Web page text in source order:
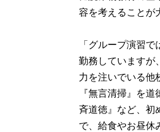
容を考えることが
「グループ演習
勤務していますが
力を注いでいる他
『無言清掃』を
斉道徳』など、初
で、給食やお昼休